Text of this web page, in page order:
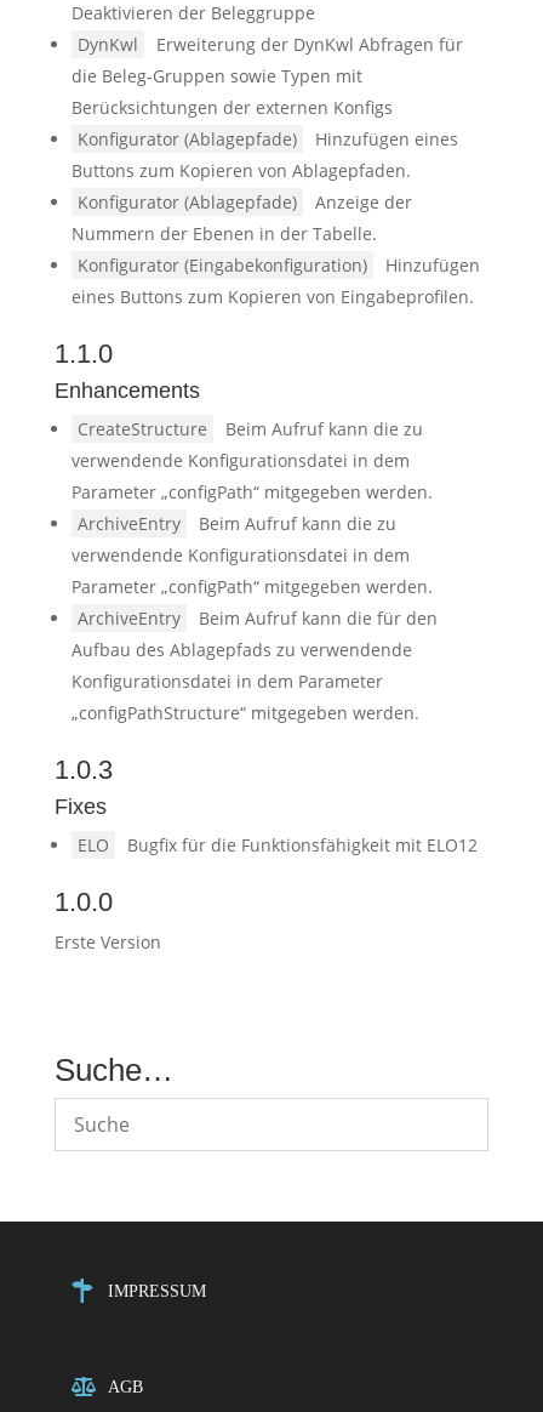
Deaktivieren der Beleggruppe
DynKwl
Erweiterung der DynKwl Abfragen für
die Beleg-Gruppen sowie Typen mit
Berücksichtungen der externen Konfigs
Konfigurator (Ablagepfade)
Hinzufügen eines
Buttons zum Kopieren von Ablagepfaden.
Konfigurator (Ablagepfade)
Anzeige der
Nummern der Ebenen in der Tabelle.
Konfigurator (Eingabekonfiguration)
Hinzufügen
eines Buttons zum Kopieren von Eingabeprofilen.
1.1.0
Enhancements
CreateStructure
Beim Aufruf kann die zu
verwendende Konfigurationsdatei in dem
Parameter „configPath“ mitgegeben werden.
ArchiveEntry
Beim Aufruf kann die zu
verwendende Konfigurationsdatei in dem
Parameter „configPath“ mitgegeben werden.
ArchiveEntry
Beim Aufruf kann die für den
Aufbau des Ablagepfads zu verwendende
Konfigurationsdatei in dem Parameter
„configPathStructure“ mitgegeben werden.
1.0.3
Fixes
ELO Bugfix für die Funktionsfähigkeit mit ELO12
1.0.0
Erste Version
Suche…
IMPRESSUM
AGB